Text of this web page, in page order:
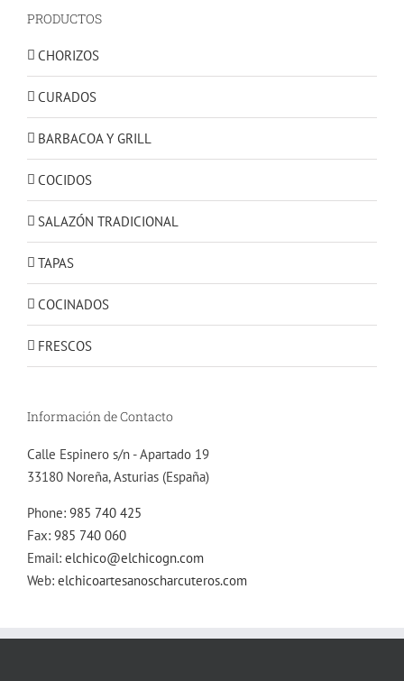
PRODUCTOS
CHORIZOS
CURADOS
BARBACOA Y GRILL
COCIDOS
SALAZÓN TRADICIONAL
TAPAS
COCINADOS
FRESCOS
Información de Contacto
Calle Espinero s/n - Apartado 19
33180 Noreña, Asturias (España)
Phone: 985 740 425
Fax: 985 740 060
Email: elchico@elchicogn.com
Web: elchicoartesanoscharcuteros.com